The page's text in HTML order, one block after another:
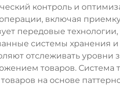
контроль и
включая
передовые
системы хранения и
отслеживать уровни
товаров. Система
на основе